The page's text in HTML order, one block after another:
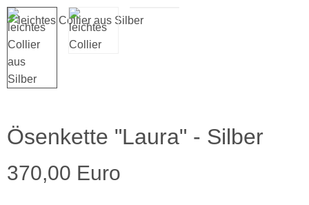
Ösenkette "Laura" - Silber
370,00 Euro